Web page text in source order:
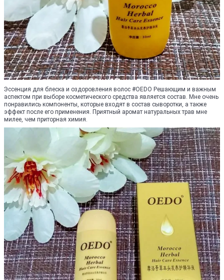
Эссенция для блеска и оздоровления волос #OEDO Решающим и важным
аспектом при выборе косметического средства является состав. Мне очень
понравились компоненты, которые входят в состав сыворотки, а также
эффект после его применения. Приятный аромат натуральных трав мне
милее, чем приторная химия.